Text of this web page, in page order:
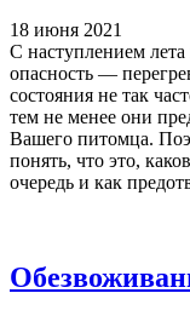
18 июня 2021
С наступлением лета
опасность —
состояния не так
тем не менее они
Вашего питомца.
понять, что это,
очередь и как